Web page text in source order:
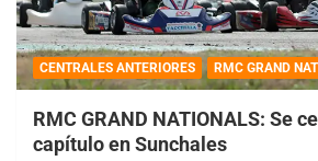
CENTRALES ANTERIORES RMC GRAND
RMC GRAND NATIONALS: Se
capítulo en Sunchales